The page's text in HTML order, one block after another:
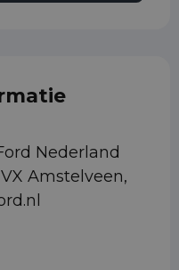
Nederland
VX Amstelveen,